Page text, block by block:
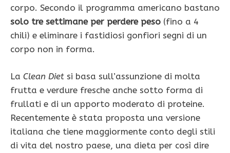
corpo. Secondo il programma americano bastano
solo tre settimane per perdere peso (fino a 4
chili) e eliminare i fastidiosi gonfiori segni di un
corpo non in forma.
La Clean Diet si basa sull’assunzione di molta
frutta e verdure fresche anche sotto forma di
frullati e di un apporto moderato di proteine.
Recentemente è stata proposta una versione
italiana che tiene maggiormente conto degli stili
di vita del nostro paese, una dieta per così dire